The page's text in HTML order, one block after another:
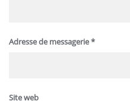
Adresse de messagerie*
Site web